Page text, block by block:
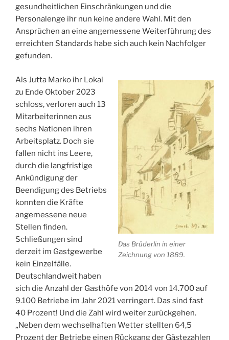
gesundheitlichen Einschränkungen und die
Personalenge ihr nun keine andere Wahl. Mit den
Ansprüchen an eine angemessene Weiterführung des
erreichten Standards habe sich auch kein Nachfolger
gefunden.
Das Brüderlin in einer
Zeichnung von 1889.
Als Jutta Marko ihr Lokal
zu Ende Oktober 2023
schloss, verloren auch 13
Mitarbeiterinnen aus
sechs Nationen ihren
Arbeitsplatz. Doch sie
fallen nicht ins Leere,
durch die langfristige
Ankündigung der
Beendigung des Betriebs
konnten die Kräfte
angemessene neue
Stellen finden.
Schließungen sind
derzeit im Gastgewerbe
kein Einzelfälle.
Deutschlandweit haben
sich die Anzahl der Gasthöfe von 2014 von 14.700 auf
9.100 Betriebe im Jahr 2021 verringert. Das sind fast
40 Prozent! Und die Zahl wird weiter zurückgehen.
„Neben dem wechselhaften Wetter stellten 64,5
Prozent der Betriebe einen Rückgang der Gästezahlen